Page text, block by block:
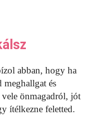
abban, hogy ha
meghallgat és
önmagadról, jót
ítélkezne feletted.